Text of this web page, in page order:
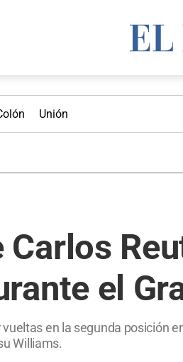
Unión
Carlos
el
en la segunda posición
Williams.